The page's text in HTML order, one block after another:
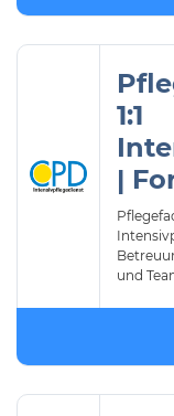
1:1
|
und